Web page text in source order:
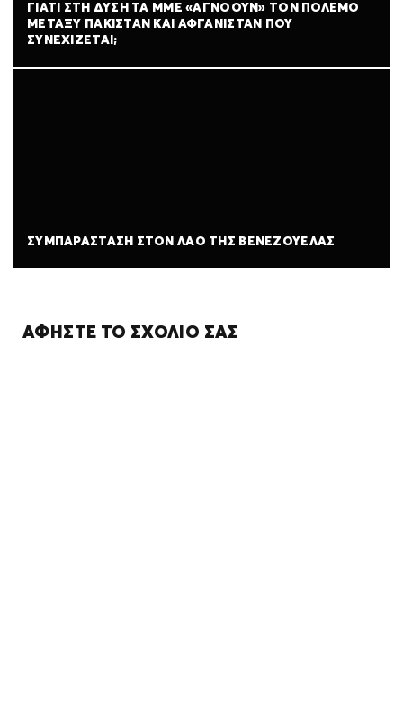
ΓΙΑΤΊ ΣΤΗ ΔΎΣΗ ΤΑ ΜΜΕ «ΑΓΝΟΟΎΝ» ΤΟΝ ΠΌΛΕΜΟ
ΜΕΤΑΞΎ ΠΑΚΙΣΤΆΝ ΚΑΙ ΑΦΓΑΝΙΣΤΆΝ ΠΟΥ
ΣΥΝΕΧΊΖΕΤΑΙ;
ΣΥΜΠΑΡΆΣΤΑΣΗ ΣΤΟΝ ΛΑΌ ΤΗΣ ΒΕΝΕΖΟΥΈΛΑΣ
ΑΦΉΣΤΕ ΤΟ ΣΧΌΛΙΌ ΣΑΣ